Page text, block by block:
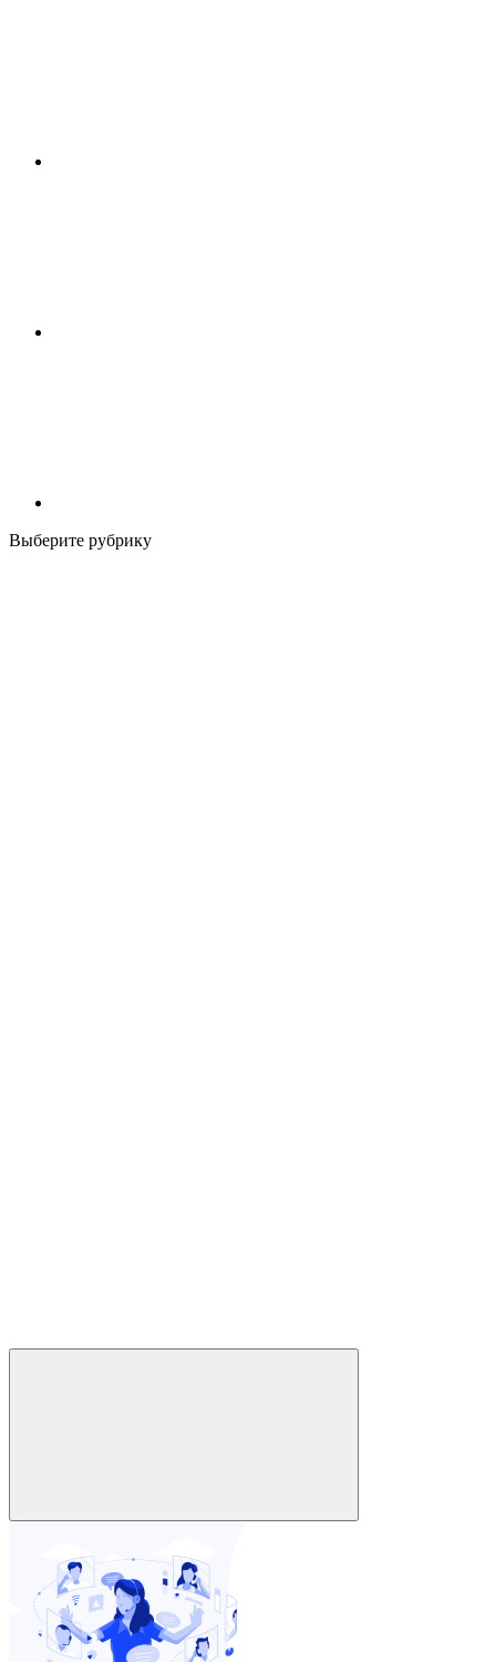
Выберите рубрику